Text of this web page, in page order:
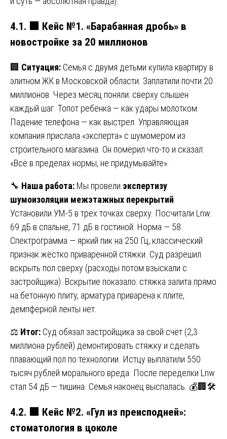
4.1. 🟩 Кейс №1. «Барабанная дробь» в
новостройке за 20 миллионов
🏢 Ситуация: Семья с двумя детьми купила квартиру в
элитном ЖК в Московской области. Заплатили почти 20
миллионов. Через месяц поняли: сверху слышен
каждый шаг. Топот ребёнка — как удары молотком.
Падение телефона — как выстрел. Управляющая
компания прислала «эксперта» с шумомером из
строительного магазина. Он померил что-то и сказал:
«Всё в пределах нормы, не придумывайте».
🔧 Наша работа: Мы провели экспертизу
шумоизоляции межэтажных перекрытий
Установили УМ-5 в трёх точках сверху. Посчитали Lnw:
69 дБ в спальне, 71 дБ в гостиной. Норма — 58.
Спектрограмма — яркий пик на 250 Гц, классический
признак жёстко приваренной стяжки. Суд разрешил
вскрыть пол сверху (расходы потом взыскали с
застройщика). Вскрытие показало: стяжка залита прямо
на бетонную плиту, арматура приварена к плите,
демпферной ленты нет.
⚖️ Итог: Суд обязал застройщика за свой счёт (2,3
миллиона рублей) демонтировать стяжку и сделать
плавающий пол по технологии. Истцу выплатили 550
тысяч рублей морального вреда. После переделки Lnw
стал 54 дБ — тишина. Семья наконец выспалась. 💰🏢🛠️
4.2. 🟩 Кейс №2. «Гул из преисподней»:
стоматология в цоколе